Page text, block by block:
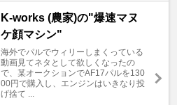
K-works (農家)の"爆速マヌ
ケ顔マシン"
海外でパルでウィリーしまくっている
動画見てネタとして欲しくなったの
で、某オークションでAF17パルを130
00円で購入し、エンジンはいきなり投
げ捨て ...